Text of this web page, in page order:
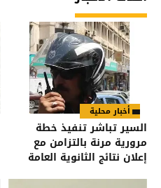
أخبار محلية
السير تباشر تنفيذ خطة
مرورية مرنة بالتزامن مع
إعلان نتائج الثانوية العامة